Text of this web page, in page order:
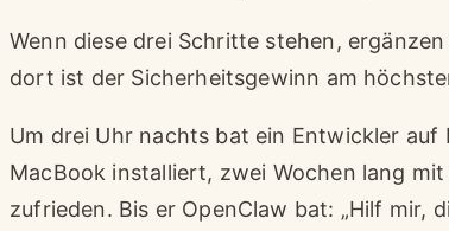
Wenn diese drei Schritte stehen,
dort ist der Sicherheitsgewinn am
Um drei Uhr nachts bat ein Entwickler auf
MacBook installiert, zwei Wochen lang
zufrieden. Bis er OpenClaw bat: „Hilf mir,